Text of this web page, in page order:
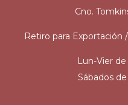
Cno.
Retiro para
Lun-Vier
Sábados